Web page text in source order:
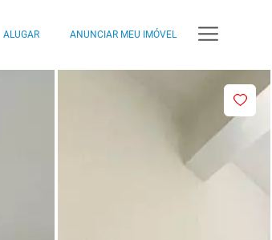
ALUGAR ANUNCIAR MEU IMÓVEL